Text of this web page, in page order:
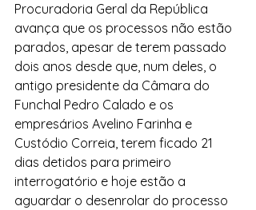
Procuradoria Geral da República
avança que os processos não estão
parados, apesar de terem passado
dois anos desde que, num deles, o
antigo presidente da Câmara do
Funchal Pedro Calado e os
empresários Avelino Farinha e
Custódio Correia, terem ficado 21
dias detidos para primeiro
interrogatório e hoje estão a
aguardar o desenrolar do processo